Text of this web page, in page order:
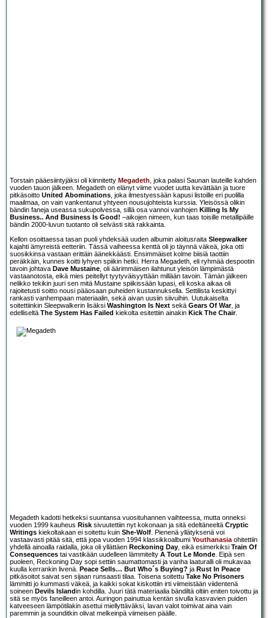
Torstain pääesiintyjäksi oli kiinnitetty Megadeth, joka palasi Saunan lauteille kahden
vuoden tauon jälkeen. Megadeth on elänyt viime vuodet uutta kevättään ja tuore
pitkäsoitto United Abominations, joka ilmestyessään kapusi listoille eri puolilla
maailmaa, on vain vankentanut yhtyeen nousujohteista kurssia. Yleisössä olikin
bändin faneja useassa sukupolvessa, sillä osa vannoi vanhojen Killing Is My
Business.. And Business Is Good! –aikojen nimeen, kun taas toisille metallipäille
bändin 2000-luvun tuotanto oli selvästi sitä rakkainta.
Kellon osoittaessa tasan puoli yhdeksää uuden albumin aloitusraita Sleepwalker
kajahti ämyreistä eetteriin. Tässä vaiheessa kenttä oli jo täynnä väkeä, joka otti
suosikkinsa vastaan erittäin äänekkäästi. Ensimmäiset kolme biisiä taottiin
peräkkäin, kunnes koitti lyhyen spiikin hetki. Herra Megadeth, eli ryhmää despootin
tavoin johtava Dave Mustaine, oli äärimmäisen ilahtunut yleisön lämpimästä
vastaanotosta, eikä mies peitellyt tyytyväisyyttään millään tavoin. Tämän jälkeen
nelikko tekikin juuri sen mitä Mustaine spiikissään lupasi, eli koska aikaa oli
rajoitetusti soitto nousi pääosaan puheiden kustannuksella. Settilista keskittyi
rankasti vanhempaan materiaalin, sekä aivan uusiin siivuihin. Uutukaiselta
soitettiinkin Sleepwalkerin lisäksi Washington Is Next sekä Gears Of War, ja
edelliseltä The System Has Failed kiekolta esitettiin ainakin Kick The Chair.
Megadeth kadotti hetkeksi suuntansa vuosituhannen vaihteessa, mutta onneksi
vuoden 1999 kauheus Risk sivuutettiin nyt kokonaan ja sitä edeltäneeltä Cryptic
Writings kiekoltakaan ei soitettu kuin She-Wolf. Pienenä yllätyksenä voi
vastaavasti pitää sitä, että jopa vuoden 1994 klassikkoalbumi Youthanasiaohitettiin
yhdellä ainoalla raidalla, joka oli yllättäen Reckoning Day, eikä esimerkiksi Train Of
Consequences tai vastikään uudelleen lämmitelty A Tout Le Monde. Eipä sen
puoleen, Reckoning Day sopi settiin saumattomasti ja vanha laaturalli oli mukavaa
kuulla kerrankin livenä. Peace Sells… But Who´s Buying? ja Rust In Peace
pitkäsoitot saivat sen sijaan runsaasti tilaa. Toisena soitettu Take No Prisoners
lämmitti jo kummasti väkeä, ja kaikki sokat kiskottiin irti viimeistään viidentenä
soineen Devils Islandin kohdilla. Juuri tätä materiaalia bändiltä oltiin eniten toivottu ja
sitä se myös faneilleen antoi. Auringon painuttua kentän sivulla kasvavien puiden
katveeseen lämpötilakin asettui miellyttäväksi, lavan valot toimivat aina vain
paremmin ja sounditkin olivat melkeinpä viimeisen päälle.